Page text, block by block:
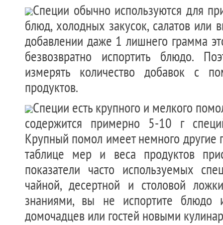
Специи обычно используются для
блюд, холодных закусок, салатов или
добавлении даже 1 лишнего грамма
безвозвратно испортить блюдо.
измерять количество добавок с
продуктов.
Специи есть крупного и мелкого
содержится примерно 5-10 г
Крупный помол имеет немного другие
таблице мер и веса продуктов
показатели часто используемых
чайной, десертной и столовой
знаниями, вы не испортите блюдо
домочадцев или гостей новыми